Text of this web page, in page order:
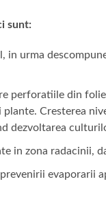
sunt:
in urma
perforatiile din
Cresterea
dezvoltarea
in zona radacinii,
evaporarii